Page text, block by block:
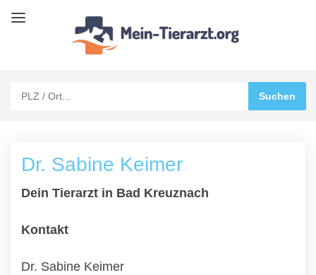
Dr. Sabine Keimer
Dein Tierarzt in Bad Kreuznach
Kontakt
Dr. Sabine Keimer